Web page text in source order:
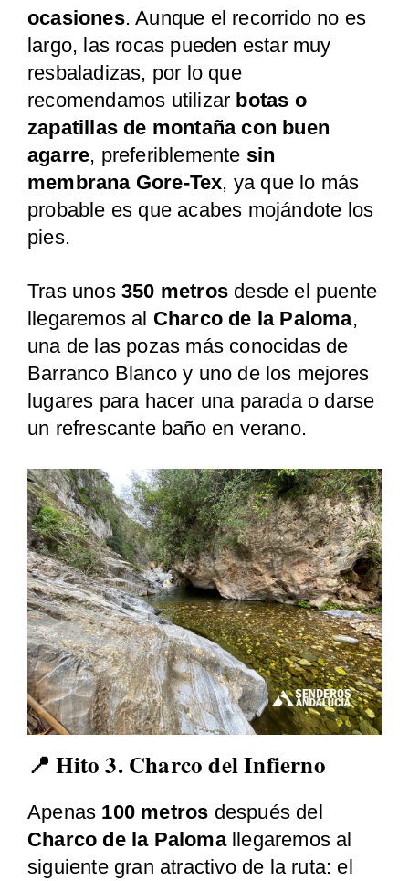
ocasiones. Aunque el recorrido no es
largo, las rocas pueden estar muy
resbaladizas, por lo que
recomendamos utilizar botas o
zapatillas de montaña con buen
agarre, preferiblemente sin
membrana Gore-Tex, ya que lo más
probable es que acabes mojándote los
pies.
Tras unos 350 metros desde el puente
llegaremos al Charco de la Paloma,
una de las pozas más conocidas de
Barranco Blanco y uno de los mejores
lugares para hacer una parada o darse
un refrescante baño en verano.
📍 Hito 3. Charco del Infierno
Apenas 100 metros después del
Charco de la Palomallegaremos al
siguiente gran atractivo de la ruta: el